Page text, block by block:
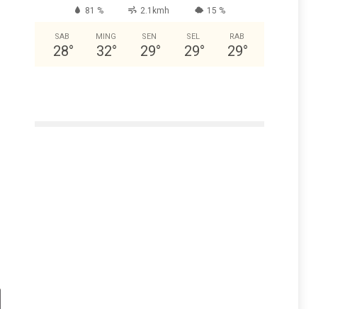
81 % 2.1kmh 15 %
SAB
28°
MING
32°
SEN
29°
SEL
29°
RAB
29°